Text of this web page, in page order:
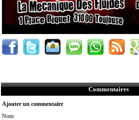
Commentaires
Ajouter un commentaire
Nom